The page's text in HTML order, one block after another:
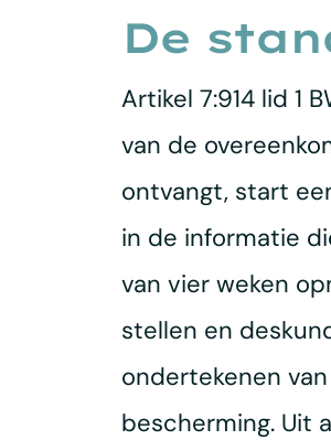
De
Artikel 7:914 lid 1
van de
ontvangt, start
in de informatie
van vier weken
stellen en
ondertekenen
bescherming. Uit